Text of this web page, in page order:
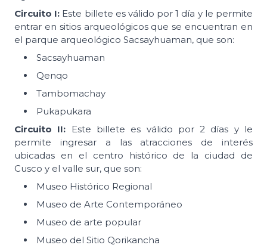
Circuito I: Este billete es válido por 1 día y le permite
entrar en sitios arqueológicos que se encuentran en
el parque arqueológico Sacsayhuaman, que son:
Sacsayhuaman
Qenqo
Tambomachay
Pukapukara
Circuito II: Este billete es válido por 2 días y le
permite ingresar a las atracciones de interés
ubicadas en el centro histórico de la ciudad de
Cusco y el valle sur, que son:
Museo Histórico Regional
Museo de Arte Contemporáneo
Museo de arte popular
Museo del Sitio Qorikancha